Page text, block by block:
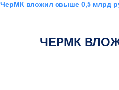
ЧерМК вложил свыше 0,5 млрд
ЧЕРМК